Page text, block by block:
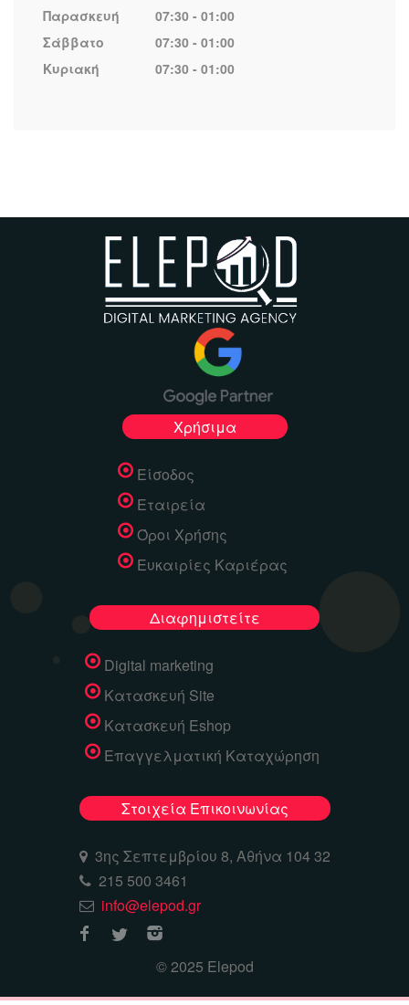
Παρασκευή
07:30 - 01:00
Σάββατο
07:30 - 01:00
Κυριακή
07:30 - 01:00
Χρήσιμα
Είσοδος
Εταιρεία
Όροι Χρήσης
Ευκαιρίες Καριέρας
Διαφημιστείτε
Digital marketing
Κατασκευή Site
Κατασκευή Eshop
Επαγγελματική Καταχώρηση
Στοιχεία Επικοινωνίας
3ης Σεπτεμβρίου 8, Αθήνα 104 32
215 500 3461
info@elepod.gr
© 2025 Elepod